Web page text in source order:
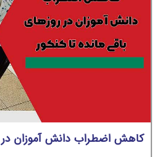
کاهش اضطراب دانش آموزان در